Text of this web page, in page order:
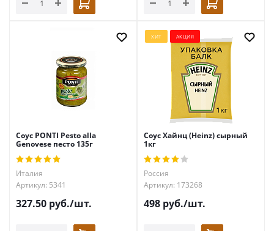
Соус PONTI Pesto alla
Genovese песто 135г
Италия
Артикул: 5341
327.50 руб./шт.
ХИТ АКЦИЯ
Соус Хайнц (Heinz) сырный
1кг
Россия
Артикул: 173268
498 руб./шт.